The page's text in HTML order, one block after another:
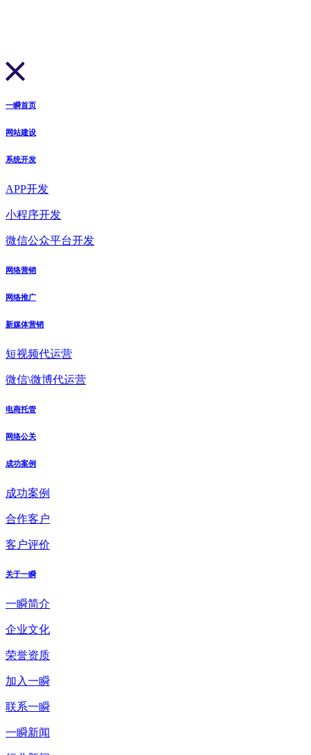
一瞬首页
网站建设
系统开发
APP开发
小程序开发
微信公众平台开发
网络营销
网络推广
新媒体营销
短视频代运营
微信\微博代运营
电商托管
网络公关
成功案例
成功案例
合作客户
客户评价
关于一瞬
一瞬简介
企业文化
荣誉资质
加入一瞬
联系一瞬
一瞬新闻